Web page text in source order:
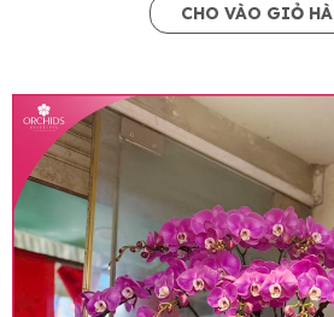
CHO VÀO GIỎ